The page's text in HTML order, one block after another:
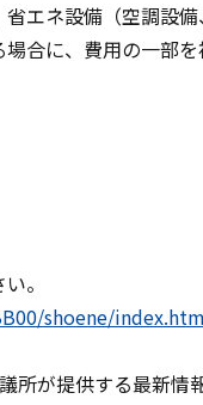
エネ設備（空調設
合に、費用の一部
。
shoene/
所が提供する最新情